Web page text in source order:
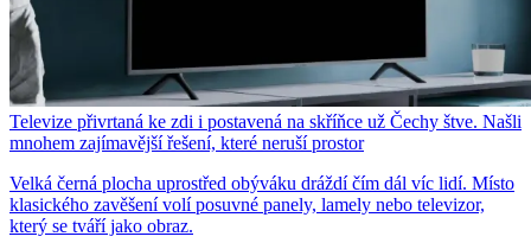
Televize přivrtaná ke zdi i postavená na skříňce už Čechy štve. Našli
mnohem zajímavější řešení, které neruší prostor
Velká černá plocha uprostřed obýváku dráždí čím dál víc lidí. Místo
klasického zavěšení volí posuvné panely, lamely nebo televizor,
který se tváří jako obraz.